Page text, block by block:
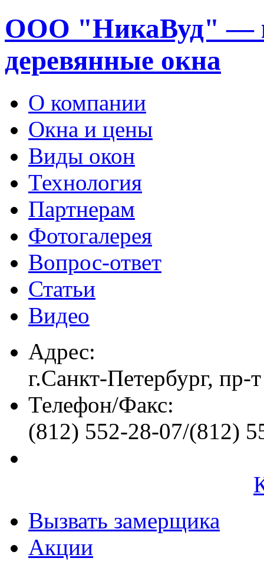
ООО "НикаВуд" —
деревянные окна
О компании
Окна и цены
Виды окон
Технология
Партнерам
Фотогалерея
Вопрос-ответ
Статьи
Видео
Адрес:
г.Санкт-Петербург, пр-
Телефон/Факс:
(812) 552-28-07/(812)
Вызвать замерщика
Акции